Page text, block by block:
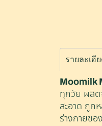
รายละเอี
Moomilk
ทุกวัย ผลิต
สะอาด ถูก
ร่างกายขอ